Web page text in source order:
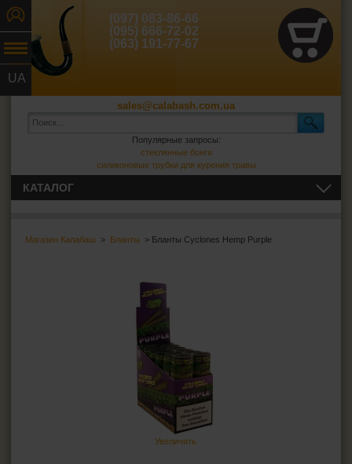
UA
(097) 083-86-66
(095) 666-72-02
(063) 191-77-67
sales@calabash.com.ua
Популярные запросы:
стеклянные бонги
силиконовые трубки для курения травы
Магазин Калабаш > Бланты > Бланты Cyclones Hemp Purple
Увеличить
КАТАЛОГ
ВСЁ ДЛЯ СИГАРЕТ И САМОКРУТОК
ПЕПЕЛЬНИЦЫ
HEADSHOP (ХЭДШОП)
Трубка для курения маленькие